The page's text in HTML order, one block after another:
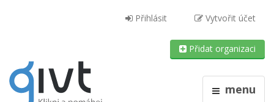
Přihlásit Vytvořit účet
Přidat organizaci
menu